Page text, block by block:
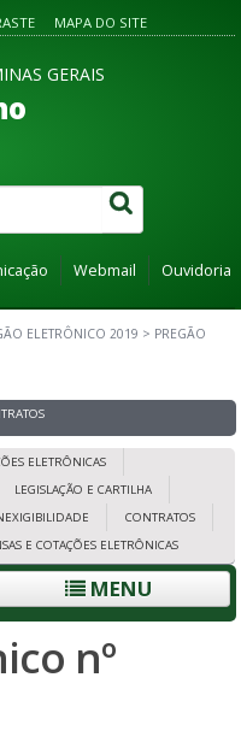
MAPA DO SITE
GERAIS
Webmail Ouvidoria
ELETRÔNICO 2019 > PREGÃO
ELETRÔNICAS
LEGISLAÇÃO E CARTILHA
CONTRATOS
E COTAÇÕES ELETRÔNICAS
MENU
nº